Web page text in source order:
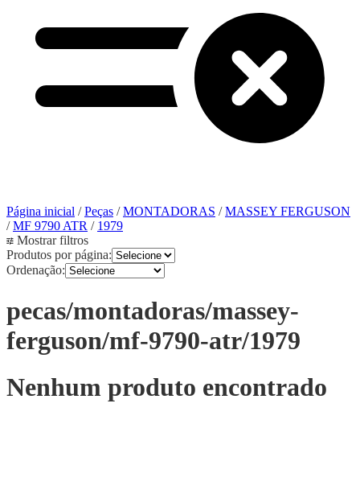
Página inicial /Peças /MONTADORAS /MASSEY FERGUSON
/MF 9790 ATR / 1979
Mostrar filtros
Produtos por página:
Ordenação:
pecas/montadoras/massey-
ferguson/mf-9790-atr/1979
Nenhum produto encontrado